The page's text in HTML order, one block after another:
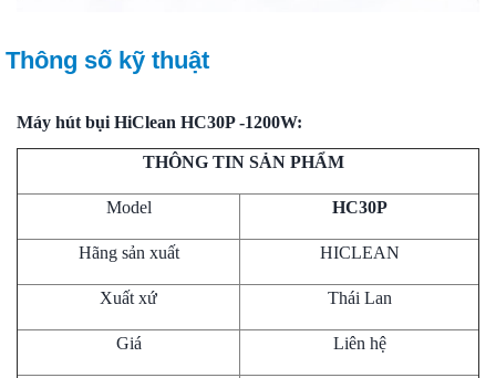
Thông số kỹ thuật
Máy hút bụi HiClean HC30P -1200W:
THÔNG TIN SẢN PHẨM
Model HC30P
Hãng sản xuất HICLEAN
Xuất xứ Thái Lan
Giá Liên hệ